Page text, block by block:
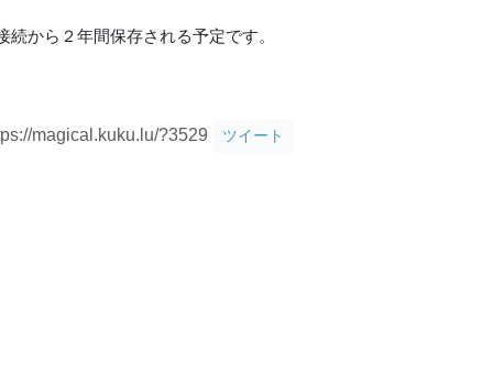
から２年間保存される予定です。
magical.kuku.lu/?3529 ツイート